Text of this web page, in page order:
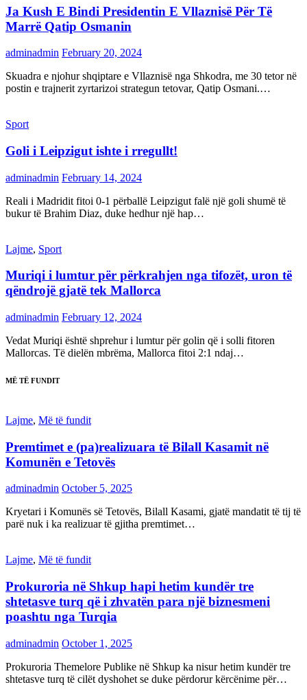
Ja Kush E Bindi Presidentin E Vllaznisë Për Të
Marrë Qatip Osmanin
adminadmin February 20, 2024
Skuadra e njohur shqiptare e Vllaznisë nga Shkodra, me 30 tetor në
postin e trajnerit zyrtarizoi strategun tetovar, Qatip Osmani.…
Sport
Goli i Leipzigut ishte i rregullt!
adminadmin February 14, 2024
Reali i Madridit fitoi 0-1 përballë Leipzigut falë një goli shumë të
bukur të Brahim Diaz, duke hedhur një hap…
Lajme, Sport
Muriqi i lumtur për përkrahjen nga tifozët, uron të
qëndrojë gjatë tek Mallorca
adminadmin February 12, 2024
Vedat Muriqi është shprehur i lumtur për golin që i solli fitoren
Mallorcas. Të dielën mbrëma, Mallorca fitoi 2:1 ndaj…
MË TË FUNDIT
Lajme, Më të fundit
Premtimet e (pa)realizuara të Bilall Kasamit në
Komunën e Tetovës
adminadmin October 5, 2025
Kryetari i Komunës së Tetovës, Bilall Kasami, gjatë mandatit të tij të
parë nuk i ka realizuar të gjitha premtimet…
Lajme, Më të fundit
Prokuroria në Shkup hapi hetim kundër tre
shtetasve turq që i zhvatën para një biznesmeni
poashtu nga Turqia
adminadmin October 1, 2025
Prokuroria Themelore Publike në Shkup ka nisur hetim kundër tre
shtetasve turq të cilët dyshohet se duke përdorur kërcënime për…